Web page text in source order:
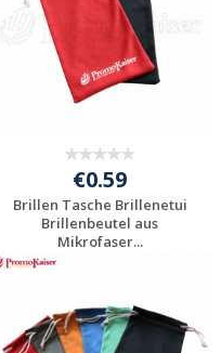
€0.59
Brillen Tasche Brillenetui
Brillenbeutel aus
Mikrofaser...
anfragen